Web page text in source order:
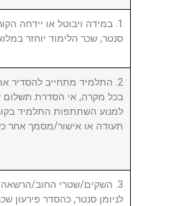
סנטר, שכר הלימוד יוחזר
2. התלמיד מתחייב להסדיר
בכל מקרה, אי הסדרת תשלום
למנוע השתתפות התלמיד
תעודה או אישור/מסמך אחר
3. השקים/שטרי החוב/
לניומן סנטר, כהסדר פירעון